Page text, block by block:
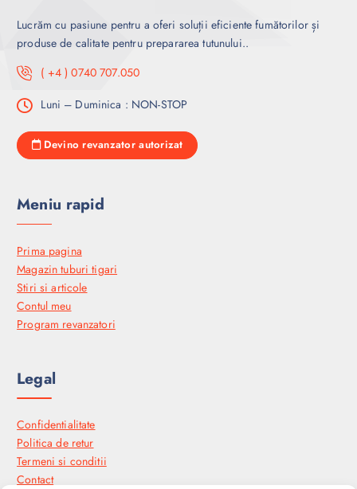
Lucrăm cu pasiune pentru a oferi soluții eficiente fumătorilor și
produse de calitate pentru prepararea tutunului..
( +4 ) 0740 707.050
Luni – Duminica : NON-STOP
Devino revanzator autorizat
Meniu rapid
Prima pagina
Magazin tuburi tigari
Stiri si articole
Contul meu
Program revanzatori
Legal
Confidentialitate
Politica de retur
Termeni si conditii
Contact